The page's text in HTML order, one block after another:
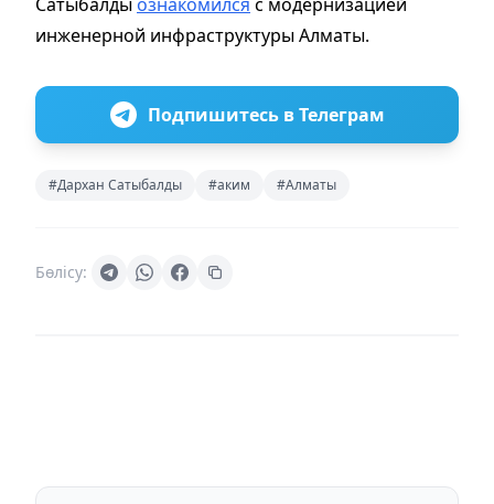
инженерной инфраструктуры Алматы.
Подпишитесь в Телеграм
#Дархан Сатыбалды #аким #Алматы
Бөлісу: